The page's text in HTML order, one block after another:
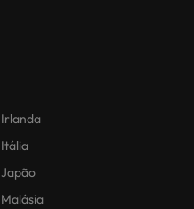
Irlanda
Itália
Japão
Malásia